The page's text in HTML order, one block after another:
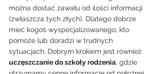
można dostać zawału od ilości informacji
(zwłaszcza tych złych). Dlatego dobrze
mieć kogoś wyspecjalizowanego, kto
pomoże lub doradzi w trudnych
sytuacjach. Dobrym krokiem jest również
uczęszczanie do szkoły rodzenia, gdzie